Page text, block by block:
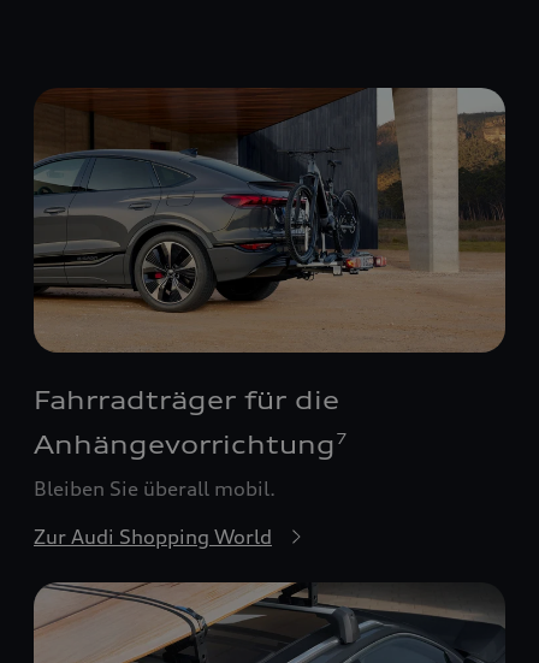
Fahrradträger für die
Anhängevorrichtung 7
Bleiben Sie überall mobil.
Zur Audi Shopping World